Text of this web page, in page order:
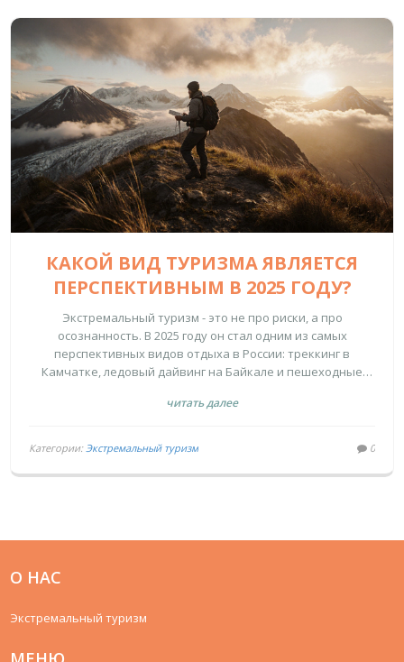
КАКОЙ ВИД ТУРИЗМА ЯВЛЯЕТСЯ
ПЕРСПЕКТИВНЫМ В 2025 ГОДУ?
Экстремальный туризм - это не про риски, а про
осознанность. В 2025 году он стал одним из самых
перспективных видов отдыха в России: треккинг в
Камчатке, ледовый дайвинг на Байкале и пешеходные
людей к природе и себе.
читать далее
Категории:Экстремальный туризм 0
О НАС
Экстремальный туризм